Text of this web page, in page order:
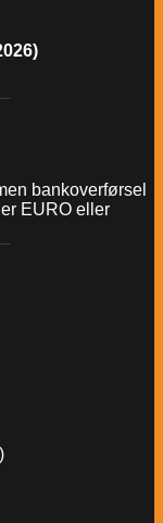
bankoverførsel
EURO eller